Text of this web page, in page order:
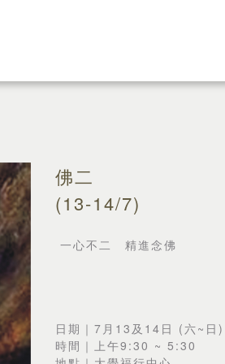
佛二
(13-14/7)
一心不二 精進念佛
日期｜7月13及14日 (六~日)
時間｜上午9:30 ~ 5:30